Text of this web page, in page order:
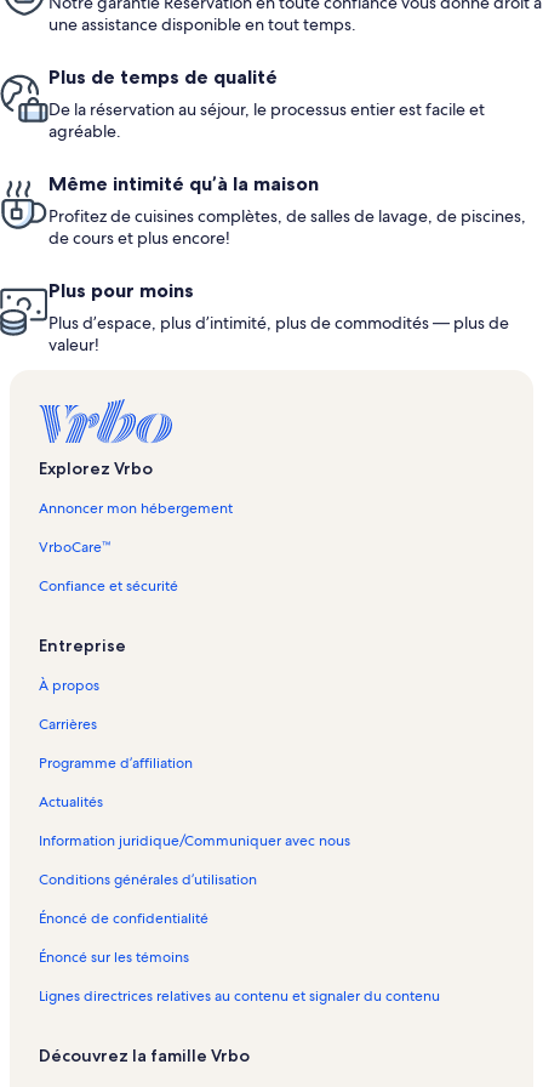
une assistance disponible en tout temps.
Plus de temps de qualité
De la réservation au séjour, le processus entier est facile et
agréable.
Même intimité qu’à la maison
Profitez de cuisines complètes, de salles de lavage, de piscines,
de cours et plus encore!
Plus pour moins
Plus d’espace, plus d’intimité, plus de commodités — plus de
valeur!
Explorez Vrbo
Annoncer mon hébergement
VrboCare™
Confiance et sécurité
Entreprise
À propos
Carrières
Programme d’affiliation
Actualités
Information juridique/Communiquer avec nous
Conditions générales d’utilisation
Énoncé de confidentialité
Énoncé sur les témoins
Lignes directrices relatives au contenu et signaler du contenu
Découvrez la famille Vrbo